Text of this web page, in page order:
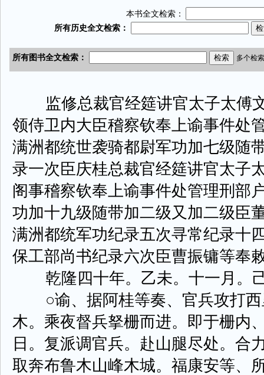
本书全文检索：
监修总裁官经筵讲官太子太傅
领侍卫内大臣稽察钦奉上谕事件处
满洲都统世袭骑都尉军功加七级随
录一次臣庆桂总裁官经筵讲官太子
阁事稽察钦奉上谕事件处管理刑部
功加十九级随带加二级又加二级臣
满洲都统军功纪录五次寻常纪录十
保工部尚书纪录六次臣曹振镛等奉
乾隆四十年。乙未。十一月。
○谕、据阿桂等奏、官兵攻打西
木。乘夜督兵拏栅而进。即于栅内
日。复派调官兵。赴山腿尽处。合
取奔布鲁木山峰木城。福康安等、